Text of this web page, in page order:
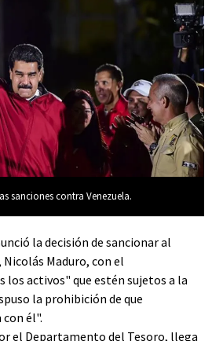
sanciones contra Venezuela.
la decisión de sancionar al
Maduro, con el
activos" que estén sujetos a la
la prohibición de que
él".
el Departamento del Tesoro, llega